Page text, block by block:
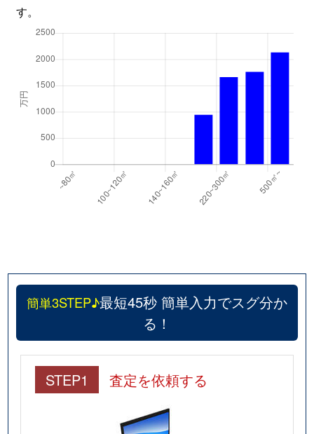
す。
簡単3STEP♪最短45秒 簡単入力でスグ分か
る！
STEP1 査定を依頼する